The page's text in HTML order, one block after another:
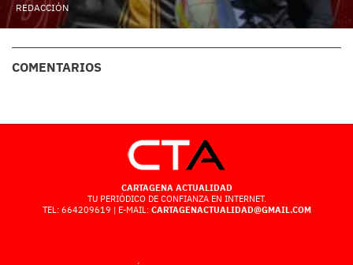
REDACCIÓN
COMENTARIOS
CARTAGENA ACTUALIDAD
TU PERIÓDICO DE CONFIANZA EN INTERNET.
TEL: 664209619 | E-MAIL: CARTAGENACTUALIDAD@GMAIL.COM